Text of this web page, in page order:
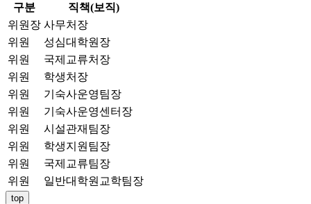
구분
직책(보직)
위원장 사무처장
위원
성심대학원장
위원
국제교류처장
위원
학생처장
위원
기숙사운영팀장
위원
기숙사운영센터장
위원
시설관재팀장
위원
학생지원팀장
위원
국제교류팀장
위원
일반대학원교학팀장
top